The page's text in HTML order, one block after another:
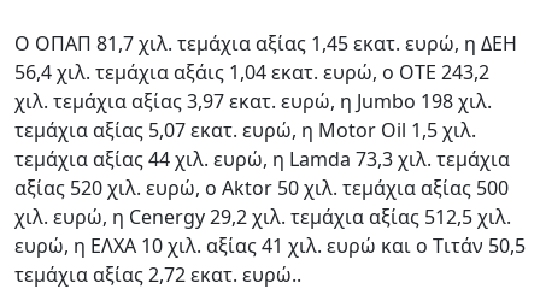
Ο ΟΠΑΠ 81,7 χιλ. τεμάχια αξίας 1,45 εκατ. ευρώ, η ΔΕΗ
56,4 χιλ. τεμάχια αξάις 1,04 εκατ. ευρώ, ο ΟΤΕ 243,2
χιλ. τεμάχια αξίας 3,97 εκατ. ευρώ, η Jumbo 198 χιλ.
τεμάχια αξίας 5,07 εκατ. ευρώ, η Motor Oil 1,5 χιλ.
τεμάχια αξίας 44 χιλ. ευρώ, η Lamda 73,3 χιλ. τεμάχια
αξίας 520 χιλ. ευρώ, o Aktor 50 χιλ. τεμάχια αξίας 500
χιλ. ευρώ, η Cenergy 29,2 χιλ. τεμάχια αξίας 512,5 χιλ.
ευρώ, η ΕΛΧΑ 10 χιλ. αξίας 41 χιλ. ευρώ και o Tιτάν 50,5
τεμάχια αξίας 2,72 εκατ. ευρώ..